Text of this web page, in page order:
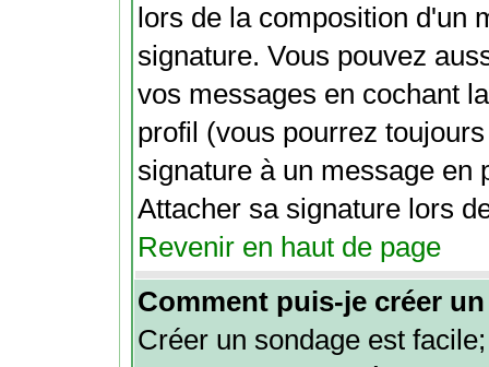
lors de la composition d'un
signature. Vous pouvez
vos messages en cochant
profil (vous pourrez
signature à un message en
Attacher sa signature lors
Revenir en haut de page
Comment puis-je créer
Créer un sondage est